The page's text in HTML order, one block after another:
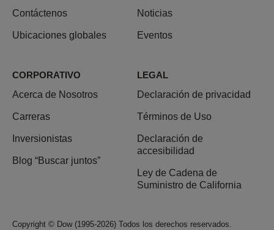
Contáctenos
Ubicaciones globales
Noticias
Eventos
CORPORATIVO
Acerca de Nosotros
Carreras
Inversionistas
Blog “Buscar juntos”
LEGAL
Declaración de privacidad
Términos de Uso
Declaración de
accesibilidad
Ley de Cadena de
Suministro de California
Copyright © Dow (1995-2026) Todos los derechos reservados.